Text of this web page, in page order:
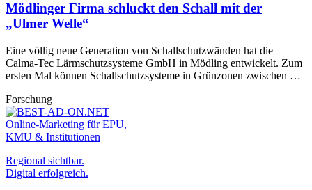
Mödlinger Firma schluckt den Schall mit der
„Ulmer Welle“
Eine völlig neue Generation von Schallschutzwänden hat die
Calma-Tec Lärmschutzsysteme GmbH in Mödling entwickelt. Zum
ersten Mal können Schallschutzsysteme in Grünzonen zwischen …
Forschung
Online-Marketing für EPU,
KMU & Institutionen
Regional sichtbar.
Digital erfolgreich.